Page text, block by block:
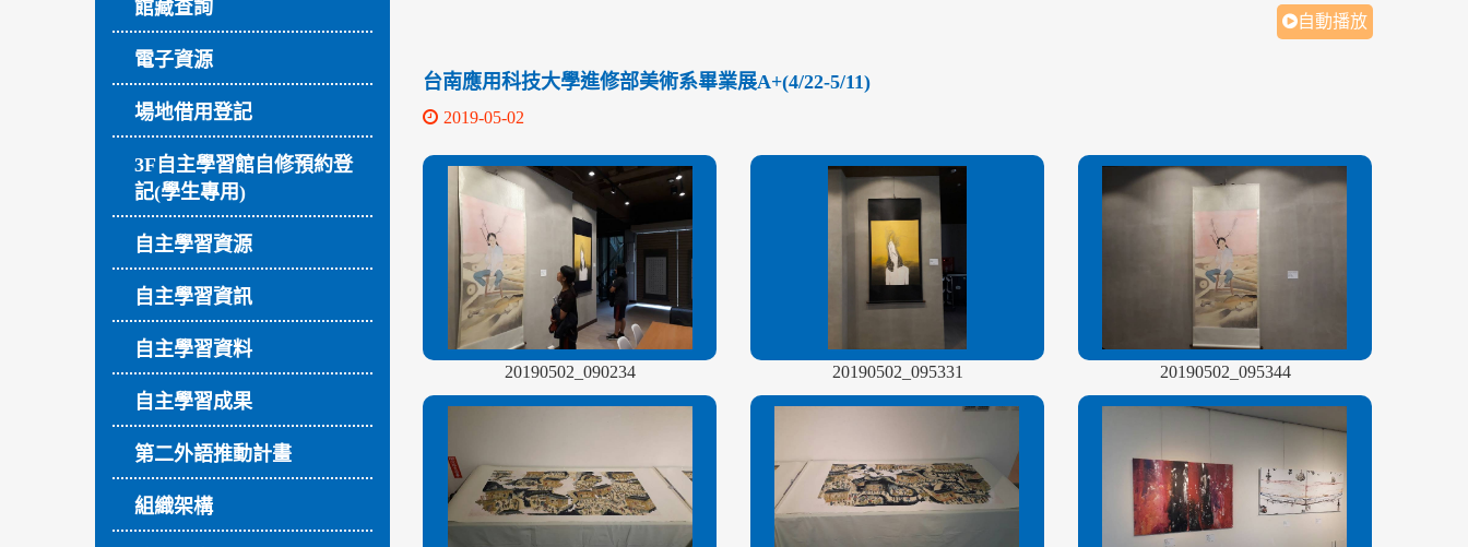
館藏查詢
電子資源
場地借用登記
3F自主學習館自修預約登
記(學生專用)
自主學習資源
自主學習資訊
自主學習資料
自主學習成果
第二外語推動計畫
組織架構
自動播放
台南應用科技大學進修部美術系畢業展A+(4/22-5/11)
2019-05-02
20190502_090234 20190502_095331 20190502_095344